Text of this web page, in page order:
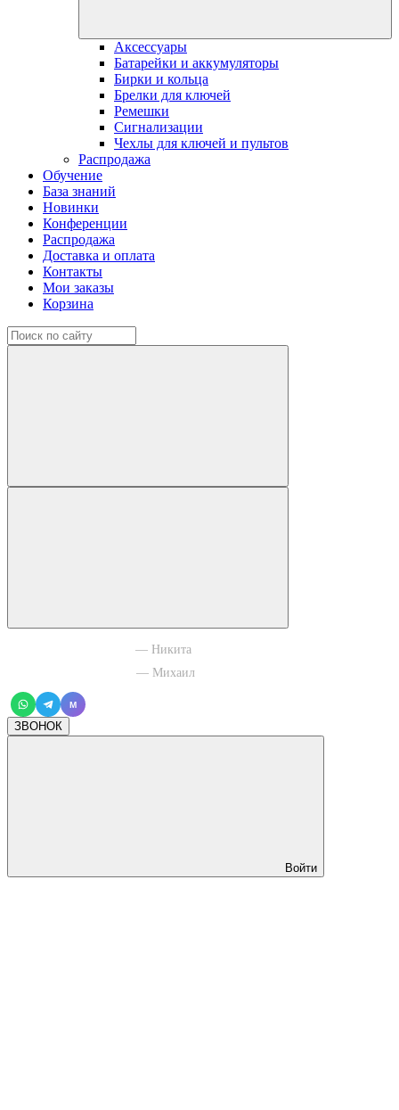
Аксессуары
Батарейки и аккумуляторы
Бирки и кольца
Брелки для ключей
Ремешки
Сигнализации
Чехлы для ключей и пультов
Распродажа
Обучение
База знаний
Новинки
Конференции
Распродажа
Доставка и оплата
Контакты
Мои заказы
Корзина
— Никита
— Михаил
M
ЗВОНОК
Войти